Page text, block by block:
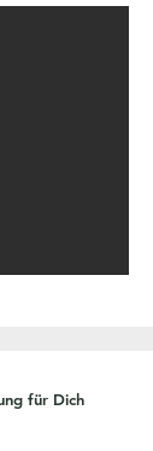
für Dich